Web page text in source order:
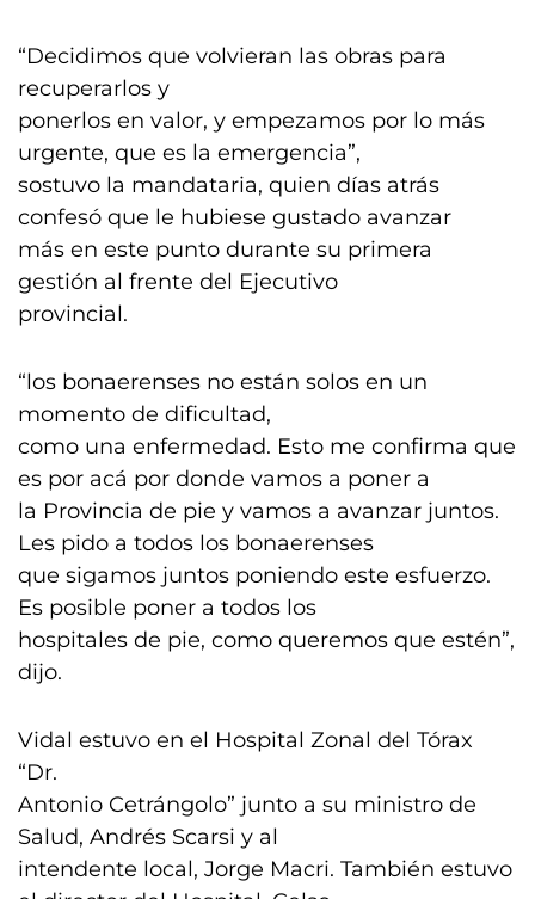
“Decidimos que volvieran las obras para
recuperarlos y
ponerlos en valor, y empezamos por lo más
urgente, que es la emergencia”,
sostuvo la mandataria, quien días atrás
confesó que le hubiese gustado avanzar
más en este punto durante su primera
gestión al frente del Ejecutivo
provincial.
“los bonaerenses no están solos en un
momento de dificultad,
como una enfermedad. Esto me confirma que
es por acá por donde vamos a poner a
la Provincia de pie y vamos a avanzar juntos.
Les pido a todos los bonaerenses
que sigamos juntos poniendo este esfuerzo.
Es posible poner a todos los
hospitales de pie, como queremos que estén”,
dijo.
Vidal estuvo en el Hospital Zonal del Tórax
“Dr.
Antonio Cetrángolo” junto a su ministro de
Salud, Andrés Scarsi y al
intendente local, Jorge Macri. También estuvo